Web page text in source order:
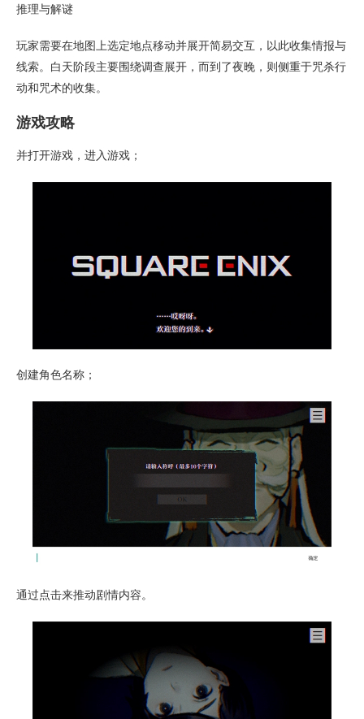
推理与解谜
玩家需要在地图上选定地点移动并展开简易交互，以此收集情报与
线索。白天阶段主要围绕调查展开，而到了夜晚，则侧重于咒杀行
动和咒术的收集。
游戏攻略
并打开游戏，进入游戏；
创建角色名称；
通过点击来推动剧情内容。